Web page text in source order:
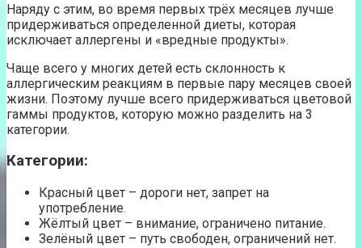
Наряду с этим, во время первых трёх месяцев лучше
придерживаться определенной диеты, которая
исключает аллергены и «вредные продукты».
Чаще всего у многих детей есть склонность к
аллергическим реакциям в первые пару месяцев своей
жизни. Поэтому лучше всего придерживаться цветовой
гаммы продуктов, которую можно разделить на 3
категории.
Категории:
Красный цвет – дороги нет, запрет на
употребление.
Жёлтый цвет – внимание, ограничено питание.
Зелёный цвет – путь свободен, ограничений нет.